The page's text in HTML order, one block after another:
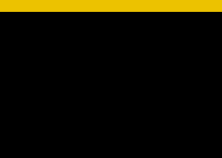
ทุเรียนต้นคู่ แบบเสียบยอดและเมล็ด